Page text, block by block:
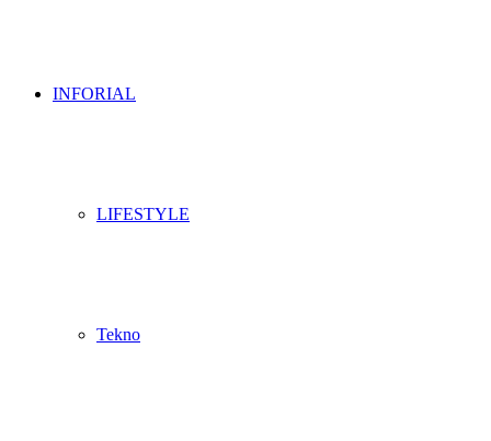
INFORIAL
LIFESTYLE
Tekno